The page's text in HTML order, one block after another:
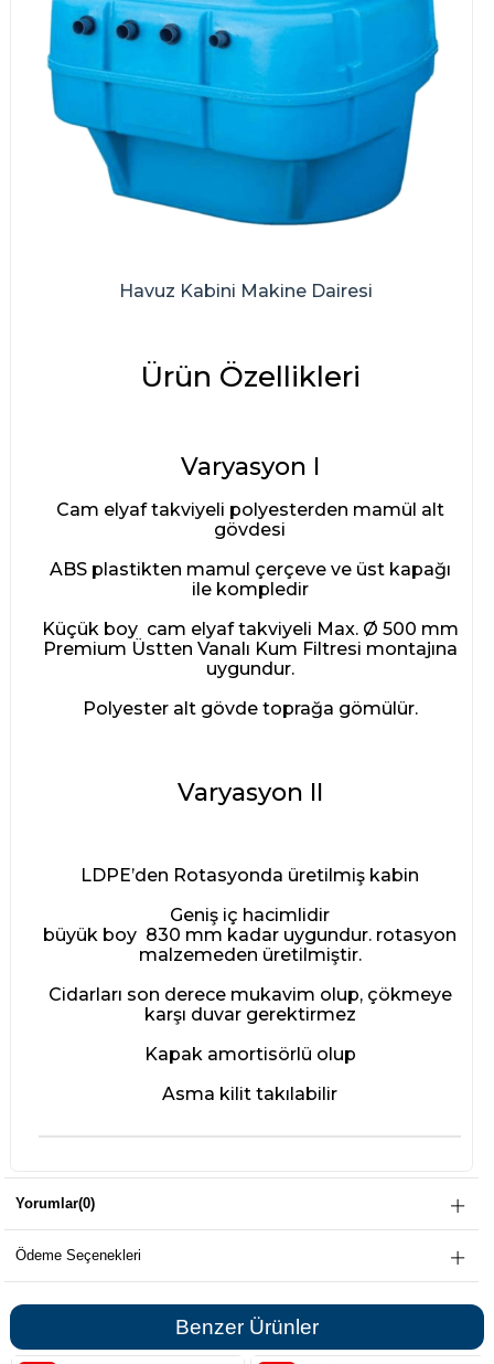
Havuz Kabini Makine Dairesi
Ürün Özellikleri
Varyasyon I
Cam elyaf takviyeli polyesterden mamül alt
gövdesi
ABS plastikten mamul çerçeve ve üst kapağı
ile kompledir
Küçük boy cam elyaf takviyeli Max. Ø 500 mm
Premium Üstten Vanalı Kum Filtresi montajına
uygundur.
Polyester alt gövde toprağa gömülür.
Varyasyon II
LDPE’den Rotasyonda üretilmiş kabin
Geniş iç hacimlidir
büyük boy 830 mm kadar uygundur. rotasyon
malzemeden üretilmiştir.
Cidarları son derece mukavim olup, çökmeye
karşı duvar gerektirmez
Kapak amortisörlü olup
Asma kilit takılabilir
Yorumlar(0)
Ödeme Seçenekleri
Benzer Ürünler